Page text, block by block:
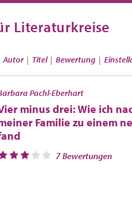
Literaturkreise
Autor | Titel | Bewertung |
Pachl-Eberhart
minus drei: Wie ich
Familie zu einem
7 Bewertungen